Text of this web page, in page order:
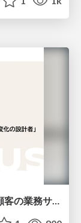
「早く出す」より「事業に効く」 ── 顧客の業務サイクルから逆算するAI時代の二重ループ開発と「変化の設計者」 / devsumi2026